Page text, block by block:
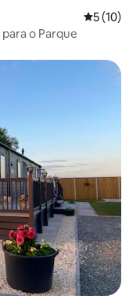
5 de uma
5 (10)
o Parque